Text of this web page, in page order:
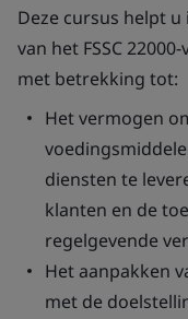
Deze cursus helpt
van het FSSC
met betrekking tot:
Het vermogen
diensten te
klanten en de
regelgevende
Het aanpakken
met de